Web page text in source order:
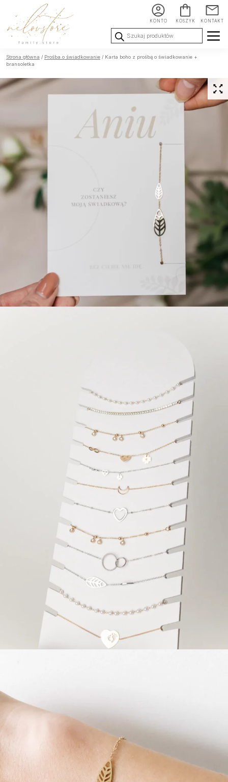
KONTO KOSZYK KONTAKT
Wyszukiwarka
produktów
Ślub i
Wesele
Chrzest i
Urodziny i
Strona główna / Prośba o świadkowanie / Karta boho z prośbą o świadkowanie +
bransoletka